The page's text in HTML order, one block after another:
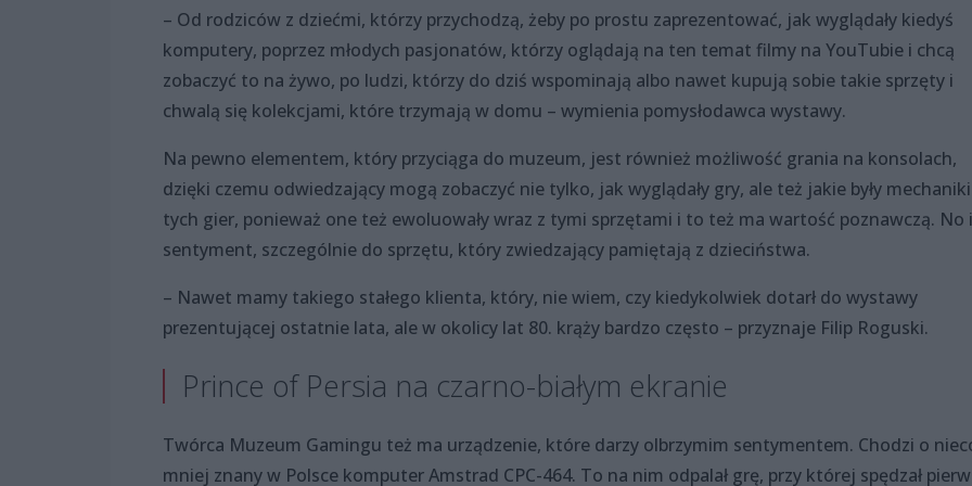
– Od rodziców z dziećmi, którzy przychodzą, żeby po prostu zaprezentować, jak wyglądały kiedyś
komputery, poprzez młodych pasjonatów, którzy oglądają na ten temat filmy na YouTubie i chcą
zobaczyć to na żywo, po ludzi, którzy do dziś wspominają albo nawet kupują sobie takie sprzęty i
chwalą się kolekcjami, które trzymają w domu – wymienia pomysłodawca wystawy.
Na pewno elementem, który przyciąga do muzeum, jest również możliwość grania na konsolach,
dzięki czemu odwiedzający mogą zobaczyć nie tylko, jak wyglądały gry, ale też jakie były mechaniki
tych gier, ponieważ one też ewoluowały wraz z tymi sprzętami i to też ma wartość poznawczą. No i
sentyment, szczególnie do sprzętu, który zwiedzający pamiętają z dzieciństwa.
– Nawet mamy takiego stałego klienta, który, nie wiem, czy kiedykolwiek dotarł do wystawy
prezentującej ostatnie lata, ale w okolicy lat 80. krąży bardzo często – przyznaje Filip Roguski.
Prince of Persia na czarno-białym ekranie
Twórca Muzeum Gamingu też ma urządzenie, które darzy olbrzymim sentymentem. Chodzi o
mniej znany w Polsce komputer Amstrad CPC-464. To na nim odpalał grę, przy której spędzał